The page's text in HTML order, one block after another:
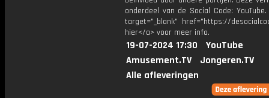
onderdeel van de Social Code:
target="_blank" href="https://
hier</a> voor meer info.
19-07-2024 17:30
YouTube
Amusement.TV
Jongeren.TV
Alle afleveringen